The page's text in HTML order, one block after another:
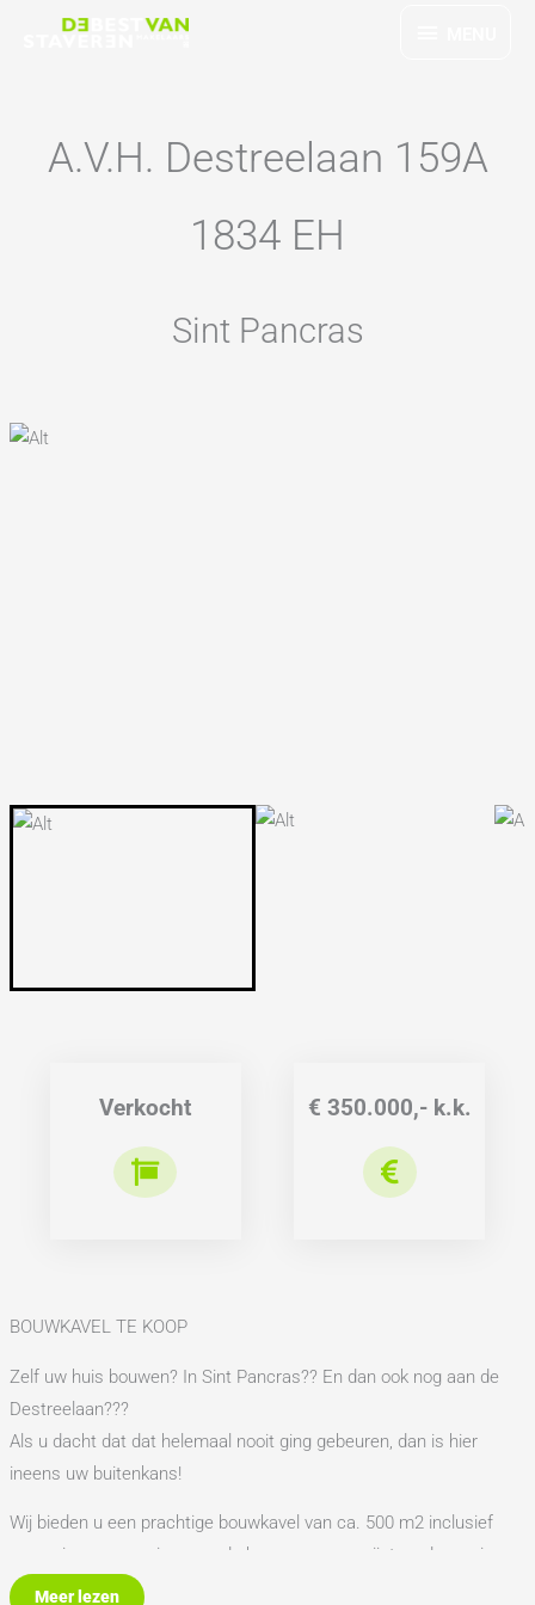
A.V.H. Destreelaan 159A
1834 EH
Sint Pancras
Verkocht € 350.000,- k.k.
BOUWKAVEL TE KOOP
Zelf uw huis bouwen? In Sint Pancras?? En dan ook nog aan de
Destreelaan???
Als u dacht dat dat helemaal nooit ging gebeuren, dan is hier
ineens uw buitenkans!
Wij bieden u een prachtige bouwkavel van ca. 500 m2 inclusief
omgevingsvergunning voor de bouw van een vrijstaande woning.
Meer lezen